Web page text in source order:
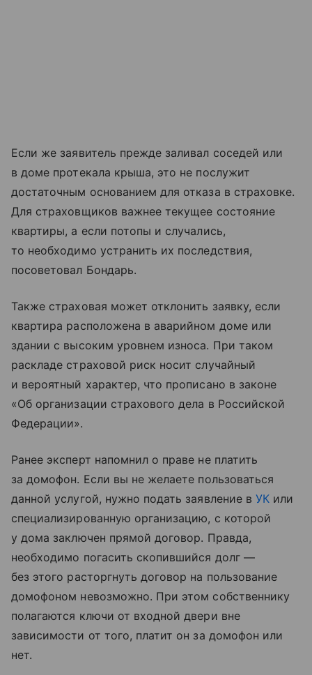
Если же заявитель прежде заливал соседей или
в доме протекала крыша, это не послужит
достаточным основанием для отказа в страховке.
Для страховщиков важнее текущее состояние
квартиры, а если потопы и случались,
то необходимо устранить их последствия,
посоветовал Бондарь.
Также страховая может отклонить заявку, если
квартира расположена в аварийном доме или
здании с высоким уровнем износа. При таком
раскладе страховой риск носит случайный
и вероятный характер, что прописано в законе
«Об организации страхового дела в Российской
Федерации».
Ранее эксперт напомнил о праве не платить
за домофон. Если вы не желаете пользоваться
данной услугой, нужно подать заявление в УК или
специализированную организацию, с которой
у дома заключен прямой договор. Правда,
необходимо погасить скопившийся долг —
без этого расторгнуть договор на пользование
домофоном невозможно. При этом собственнику
полагаются ключи от входной двери вне
зависимости от того, платит он за домофон или
нет.